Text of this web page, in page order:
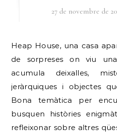
27 de novembre de
Heap House, una casa apartada de Londres plena
de sorpreses on viu
acumula deixalles,
jeràrquiques i objectes
Bona temàtica per
busquen històries
refleixonar sobre altres